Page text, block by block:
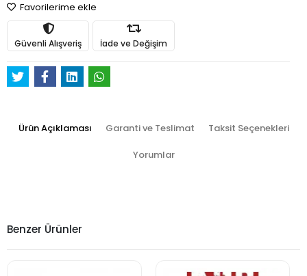
Favorilerime ekle
Güvenli Alışveriş İade ve Değişim
Ürün Açıklaması Garanti ve Teslimat Taksit Seçenekleri
Yorumlar
Benzer Ürünler